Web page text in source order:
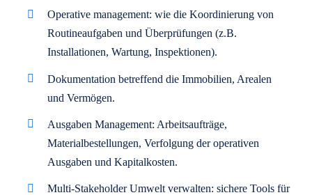
Operative management: wie die Koordinierung von
Routineaufgaben und Überprüfungen (z.B.
Installationen, Wartung, Inspektionen).
Dokumentation betreffend die Immobilien, Arealen
und Vermögen.
Ausgaben Management: Arbeitsaufträge,
Materialbestellungen, Verfolgung der operativen
Ausgaben und Kapitalkosten.
Multi-Stakeholder Umwelt verwalten: sichere Tools für